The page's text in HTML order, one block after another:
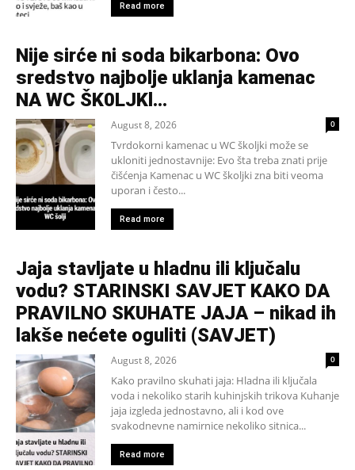
Read more
Nije sirće ni soda bikarbona: Ovo
sredstvo najbolje uklanja kamenac
NA WC ŠK0LJKl…
August 8, 2026 0
Tvrdokorni kamenac u WC školjki može se
ukloniti jednostavnije: Evo šta treba znati prije
čišćenja Kamenac u WC školjki zna biti veoma
uporan i često...
Read more
Jaja stavljate u hladnu ili ključalu
vodu? STARINSKI SAVJET KAKO DA
PRAVILNO SKUHATE JAJA – nikad ih
lakše nećete oguliti (SAVJET)
August 8, 2026 0
Kako pravilno skuhati jaja: Hladna ili ključala
voda i nekoliko starih kuhinjskih trikova Kuhanje
jaja izgleda jednostavno, ali i kod ove
svakodnevne namirnice nekoliko sitnica...
Read more